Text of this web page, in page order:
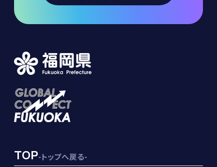
TOP-トップへ戻る-